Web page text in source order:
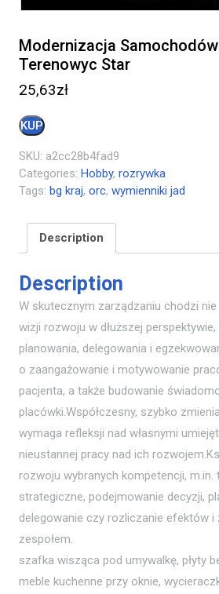
Modernizacja
Terenowyc Star
25,63zł
KUP
SKU: a2cc28b4fad9
Categories: Hobby, rozrywka
Tags: bg kraj, orc, wymienniki jad
Description
Description
W skutecznym zarządzaniu chodzi
wizji rozwoju w dłuższej
planowania, delegowania i
o zaangażowanie i motywowanie
pacjenta, a także budowanie
placówki.Współczesny, szybko
wymaga refleksji nad własnymi
nieustannej pracy nad ich
rozwoju wybranych kompetencji, m.in.
strategiczne, podejmowanie decyzji,
delegowanie czy rozliczanie efektów i
zespołem.
szafka wisząca pod umywalkę, płyty
meble kuchenne przy oknie,